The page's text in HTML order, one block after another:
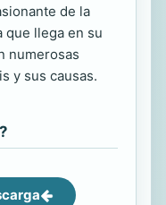
de la
que llega en su
numerosas
y sus causas.